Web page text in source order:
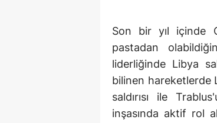
Son bir yıl içinde
pastadan
liderliğinde Libya
bilinen hareketlerde
saldırısı ile
inşasında aktif rol